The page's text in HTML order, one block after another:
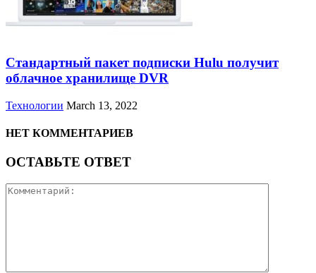
Стандартный пакет подписки Hulu получит
облачное хранилище DVR
Технологии March 13, 2022
НЕТ КОММЕНТАРИЕВ
ОСТАВЬТЕ ОТВЕТ